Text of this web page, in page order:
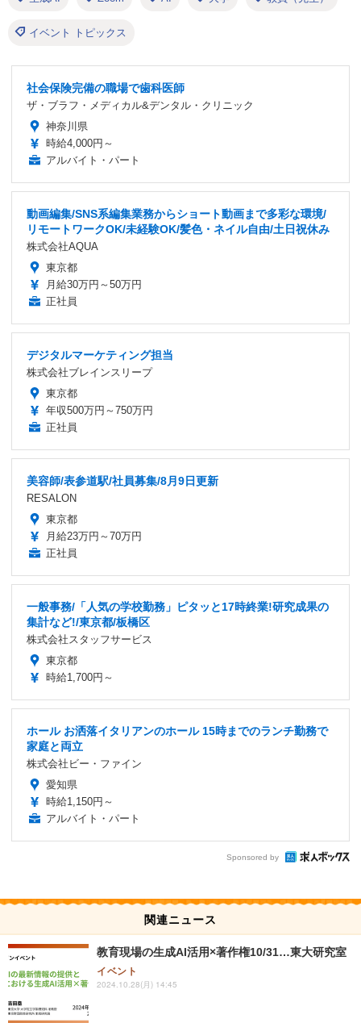
イベント トピックス
社会保険完備の職場で歯科医師
ザ・ブラフ・メディカル&デンタル・クリニック
神奈川県
時給4,000円～
アルバイト・パート
動画編集/SNS系編集業務からショート動画まで多彩な環境/
リモートワークOK/未経験OK/髪色・ネイル自由/土日祝休み
株式会社AQUA
東京都
月給30万円～50万円
正社員
デジタルマーケティング担当
株式会社ブレインスリープ
東京都
年収500万円～750万円
正社員
美容師/表参道駅/社員募集/8月9日更新
RESALON
東京都
月給23万円～70万円
正社員
一般事務/「人気の学校勤務」ピタッと17時終業!研究成果の
集計など!/東京都/板橋区
株式会社スタッフサービス
東京都
時給1,700円～
ホール お洒落イタリアンのホール 15時までのランチ勤務で
家庭と両立
株式会社ビー・ファイン
愛知県
時給1,150円～
アルバイト・パート
Sponsored by
関連ニュース
教育現場の生成AI活用×著作権10/31…東大研究室
イベント
2024.10.28(月) 14:45